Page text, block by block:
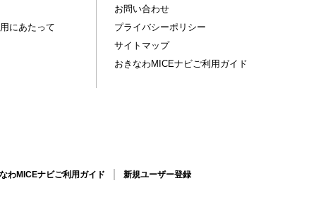
にあたって
お問い合わせ
プライバシーポリシー
サイトマップ
おきなわMICEナビご利用ガイド
わMICEナビご利用ガイド 新規ユーザー登録